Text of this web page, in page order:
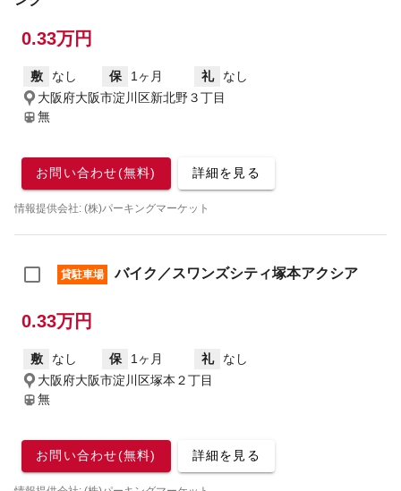
0.33万円
敷 なし 保 1ヶ月 礼
なし
大阪府大阪市淀川区新北野３丁目
無
お問い合わせ(無料) 詳細を見る
情報提供会社: (株)パーキングマーケット
貸駐車場 バイク／スワンズシティ塚本アクシア
0.33万円
敷 なし 保 1ヶ月 礼
なし
大阪府大阪市淀川区塚本２丁目
無
お問い合わせ(無料) 詳細を見る